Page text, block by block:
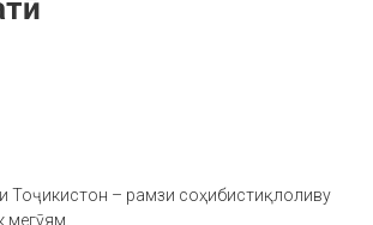
Тоҷикистон – рамзи соҳибистиқлоливу